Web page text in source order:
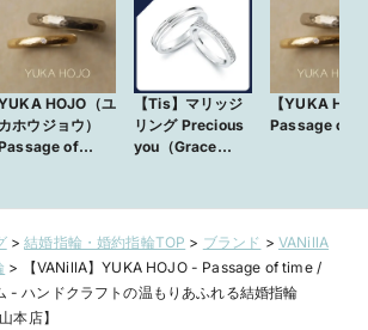
HOJO（ユ
カホウジョウ）
of
跡～
【Tis】マリッジ
リング Precious
you（Grace
【YUKA
Passage of
>結婚指輪・婚約指輪TOP > ブランド > VANillA
>
【VANillA】YUKA HOJO - Passage of time /
- ハンドクラフトの温もりあふれる結婚指輪
本店】